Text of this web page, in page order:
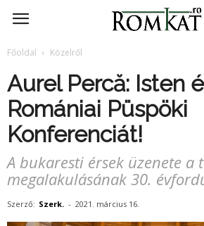
RomKat.ro
Főoldal Közelről
Aurel Percă: Isten
Romániai Püspöki
Konferenciát!
A bukaresti érsek üzenete a
megalakulásának 30.
Szerző: Szerk. - 2021. március 16.